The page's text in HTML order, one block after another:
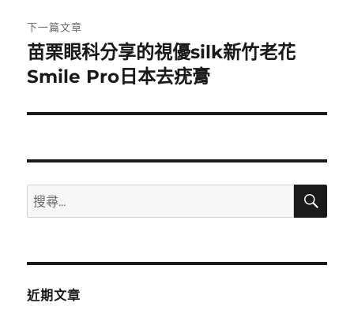
章:
下一篇文章
下
一
文
苗栗眼科分享的視優silk新竹老花
Smile Pro日本去疣膏
搜
尋
鍵
搜
近期文章